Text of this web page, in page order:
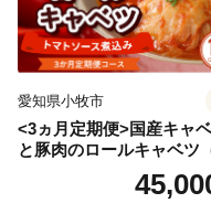
とします。
３．申込者に配送さ
さとふるに帰責事由
品の提供損害賠償その
します。
■個人情報の取り扱い
当村は返礼品配送に
愛知県小牧市
<3ヵ月定期便>国産キャ
と豚肉のロールキャベツ